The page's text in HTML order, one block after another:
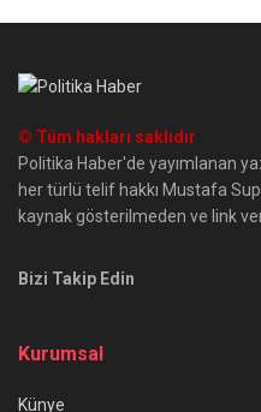
© Tüm hakları saklıdır
Politika Haber'de yayımlanan
her türlü telif hakkı Mustafa
kaynak gösterilmeden ve link
Bizi Takip Edin
Kurumsal
Künye